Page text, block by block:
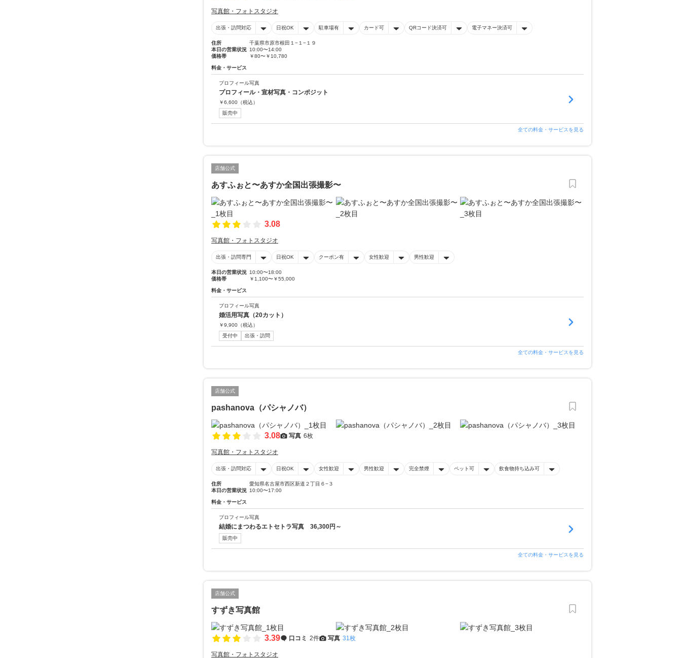
写真館・フォトスタジオ
出張・訪問対応 日祝OK 駐車場有 カード可 QRコード決済可 電子マネー決済可
住所
千葉県市原市根田１−１−１９
本日の営業状況 10:00〜14:00
価格帯
￥80〜￥10,780
料金・サービス
プロフィール写真
プロフィール・宣材写真・コンポジット
￥6,600 （税込）
販売中
全ての料金・サービスを見る
店舗公式
あすふぉと〜あすか全国出張撮影〜
3.08
写真館・フォトスタジオ
出張・訪問専門 日祝OK クーポン有 女性歓迎 男性歓迎
本日の営業状況 10:00〜18:00
価格帯
￥1,100〜￥55,000
料金・サービス
プロフィール写真
婚活用写真（20カット）
￥9,900 （税込）
受付中
出張・訪問
全ての料金・サービスを見る
店舗公式
pashanova（パシャノバ）
3.08 写真 6枚
写真館・フォトスタジオ
出張・訪問対応 日祝OK 女性歓迎 男性歓迎 完全禁煙 ペット可 飲食物持ち込み可
住所
愛知県名古屋市西区新道２丁目６−３
本日の営業状況 10:00〜17:00
料金・サービス
プロフィール写真
結婚にまつわるエトセトラ写真 36,300円～
販売中
全ての料金・サービスを見る
店舗公式
すずき写真館
3.39 口コミ 2件 写真 31枚
写真館・フォトスタジオ